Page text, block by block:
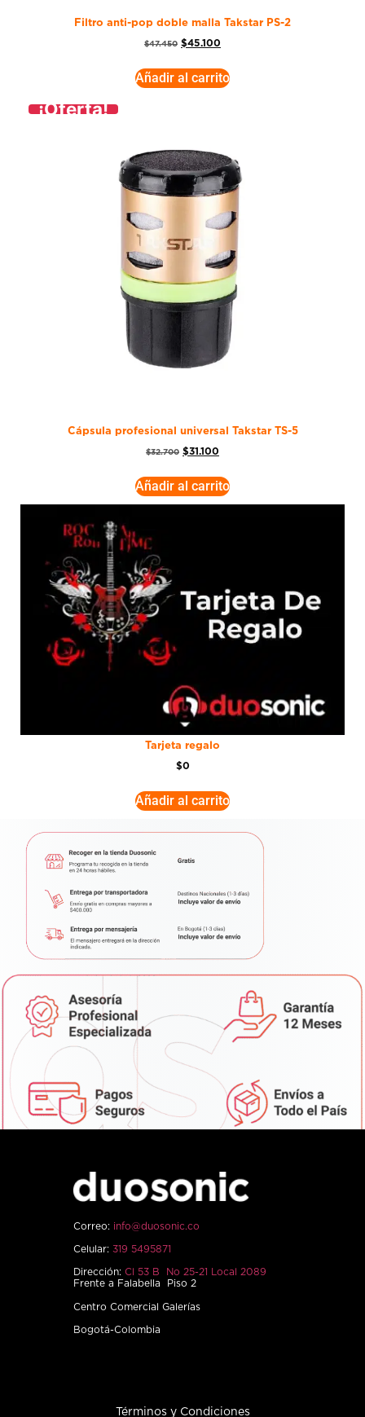
Filtro anti-pop doble malla Takstar PS-2
$47.450 $45.100
Añadir al carrito
¡Oferta!
Cápsula profesional universal Takstar TS-5
$32.700 $31.100
Añadir al carrito
Tarjeta regalo
$0
Añadir al carrito
Correo: info@duosonic.co
Celular: 319 5495871
Dirección: Cl 53 B No 25-21 Local 2089
Frente a Falabella Piso 2
Centro Comercial Galerías
Bogotá-Colombia
Términos y Condiciones